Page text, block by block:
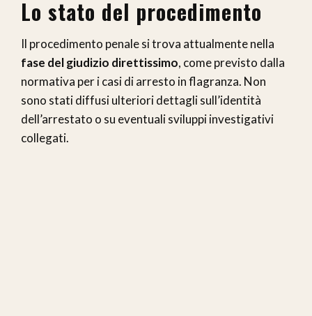
Lo stato del procedimento
Il procedimento penale si trova attualmente nella
fase del giudizio direttissimo, come previsto dalla
normativa per i casi di arresto in flagranza. Non
sono stati diffusi ulteriori dettagli sull’identità
dell’arrestato o su eventuali sviluppi investigativi
collegati.